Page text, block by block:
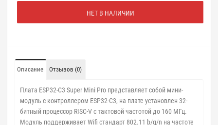
НЕТ В НАЛИЧИИ
Описание Отзывов (0)
Плата ESP32-C3 Super Mini Pro представляет собой мини-
модуль с контроллером ESP32-C3, на плате установлен 32-
битный процессор RISC-V с тактовой частотой до 160 МГц.
Модуль поддерживает Wifi стандарт 802.11 b/g/n на частоте